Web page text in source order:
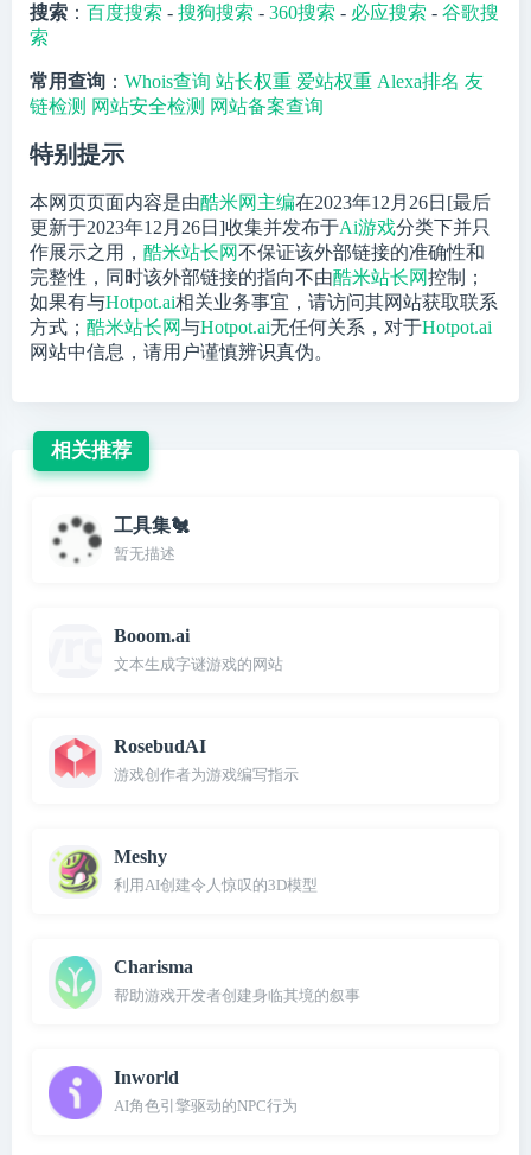
搜索 ： 百度搜索 - 搜狗搜索 - 360搜索 - 必应搜索 - 谷歌搜
索
常用查询 ： Whois查询 站长权重 爱站权重 Alexa排名 友
链检测 网站安全检测 网站备案查询
特别提示
本网页页面内容是由酷米网主编在2023年12月26日[最后
更新于2023年12月26日]收集并发布于Ai游戏分类下并只
作展示之用， 酷米站长网不保证该外部链接的准确性和
完整性，同时该外部链接的指向不由酷米站长网控制；
如果有与Hotpot.ai相关业务事宜，请访问其网站获取联系
方式； 酷米站长网与Hotpot.ai无任何关系，对于Hotpot.ai
网站中信息，请用户谨慎辨识真伪。
相关推荐
工具集🐔
暂无描述
Booom.ai
文本生成字谜游戏的网站
RosebudAI
游戏创作者为游戏编写指示
Meshy
利用AI创建令人惊叹的3D模型
Charisma
帮助游戏开发者创建身临其境的叙事
Inworld
AI角色引擎驱动的NPC行为